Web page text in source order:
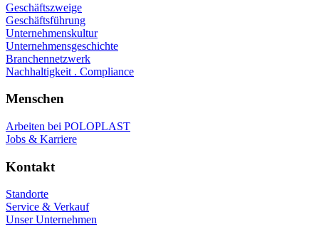
Geschäftszweige
Geschäftsführung
Unternehmenskultur
Unternehmensgeschichte
Branchennetzwerk
Nachhaltigkeit . Compliance
Menschen
Arbeiten bei POLOPLAST
Jobs & Karriere
Kontakt
Standorte
Service & Verkauf
Unser Unternehmen